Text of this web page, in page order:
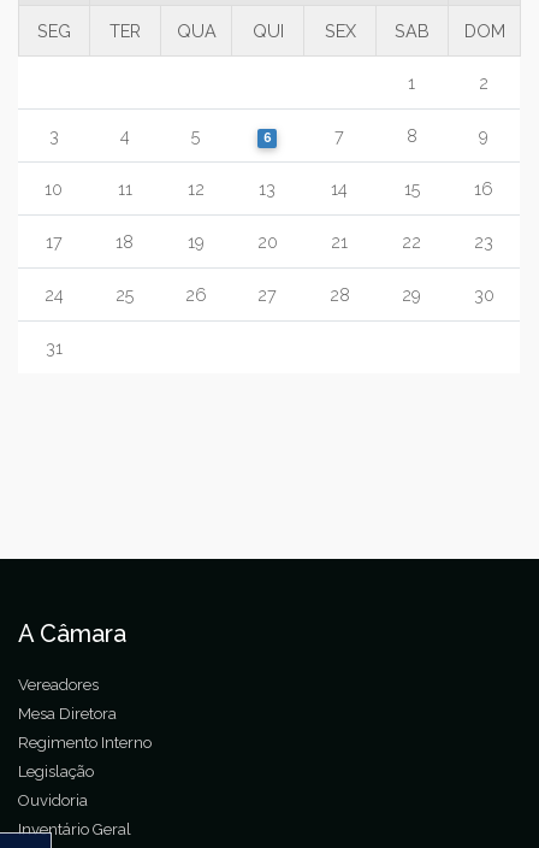
SEG TER QUA QUI SEX SAB DOM
1 2
3 4 5 6 7 8 9
10 11 12 13 14 15 16
17 18 19 20 21 22 23
24 25 26 27 28 29 30
31
A Câmara
Vereadores
Mesa Diretora
Regimento Interno
Legislação
Ouvidoria
Inventário Geral